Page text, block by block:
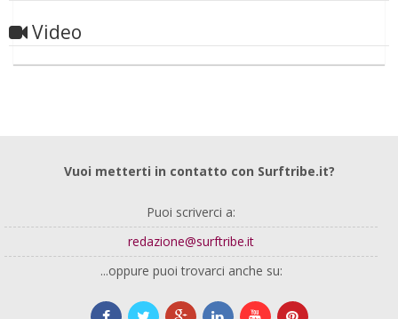
Video
Vuoi metterti in contatto con Surftribe.it?
Puoi scriverci a:
redazione@surftribe.it
...oppure puoi trovarci anche su: